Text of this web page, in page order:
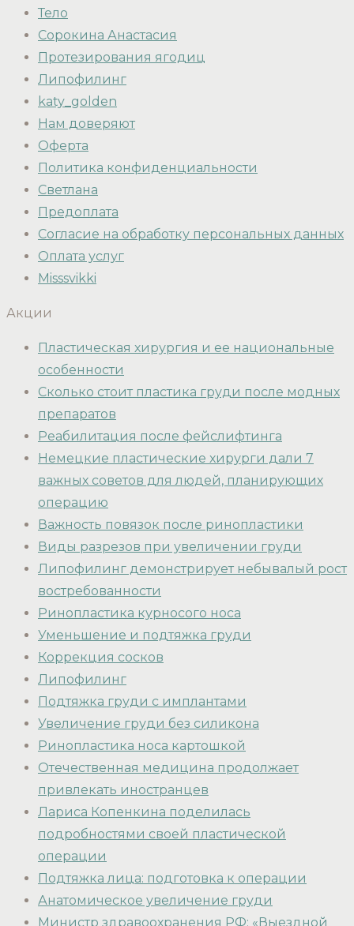
Тело
Сорокина Анастасия
Протезирования ягодиц
Липофилинг
katy_golden
Нам доверяют
Оферта
Политика конфиденциальности
Светлана
Предоплата
Согласие на обработку персональных данных
Оплата услуг
Misssvikki
Акции
Пластическая хирургия и ее национальные
особенности
Сколько стоит пластика груди после модных
препаратов
Реабилитация после фейслифтинга
Немецкие пластические хирурги дали 7
важных советов для людей, планирующих
операцию
Важность повязок после ринопластики
Виды разрезов при увеличении груди
Липофилинг демонстрирует небывалый рост
востребованности
Ринопластика курносого носа
Уменьшение и подтяжка груди
Коррекция сосков
Липофилинг
Подтяжка груди с имплантами
Увеличение груди без силикона
Ринопластика носа картошкой
Отечественная медицина продолжает
привлекать иностранцев
Лариса Копенкина поделилась
подробностями своей пластической
операции
Подтяжка лица: подготовка к операции
Анатомическое увеличение груди
Министр здравоохранения РФ: «Выездной